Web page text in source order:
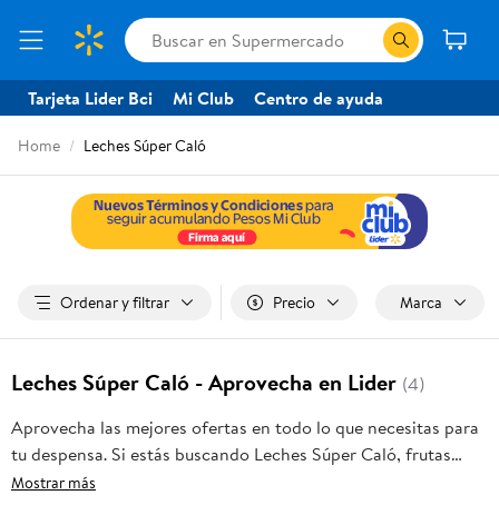
Tarjeta Lider Bci Mi Club Centro de ayuda
Home Leches Súper Caló
Ordenar y filtrar Precio Marca
Leches Súper Caló - Aprovecha en Lider (4)
Aprovecha las mejores ofertas en todo lo que necesitas para
tu despensa. Si estás buscando Leches Súper Caló, frutas
frescas, carnes, pan o productos para el hogar, aquí lo
Mostrar más